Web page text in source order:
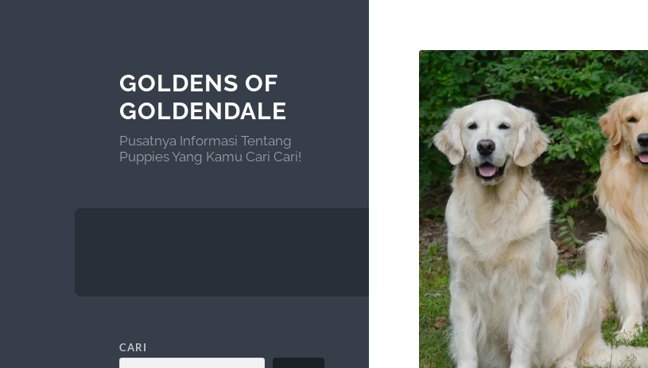
GOLDENS OF
GOLDENDALE
Pusatnya Informasi Tentang
Puppies Yang Kamu Cari Cari!
CARI